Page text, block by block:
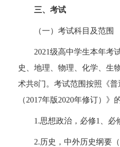
三、考试
（一）考试科目及范围
2021级高中学生本年考
史、地理、物理、化学、生
术共8门。考试范围按照《
（2017年版2020年修订）》
1.思想政治，必修1、必
2.历史，中外历史纲要